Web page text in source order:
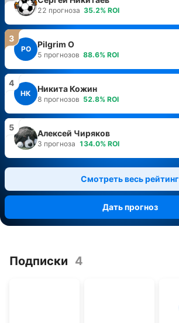
22 прогноза 35.2% ROI
3
PO Pilgrim O
5 прогнозов 88.6% ROI
4
НК Никита Кожин
8 прогнозов 52.8% ROI
5
Алексей Чиряков
3 прогноза 134.0% ROI
Смотреть весь рейтинг
Дать прогноз
Подписки 4